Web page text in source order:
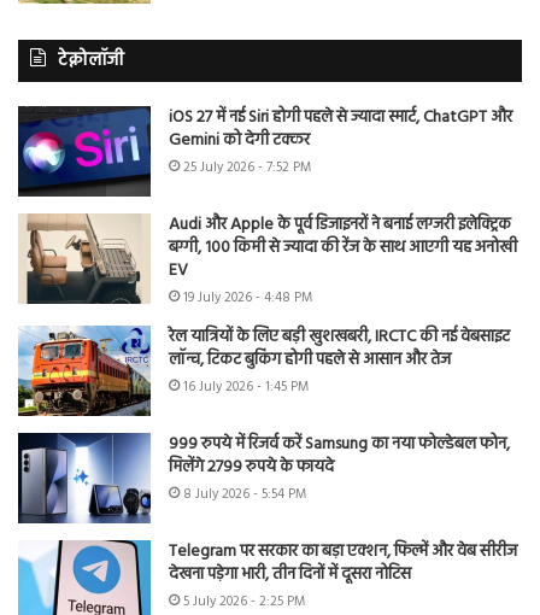
टेक्नोलॉजी
iOS 27 में नई Siri होगी पहले से ज्यादा स्मार्ट, ChatGPT और
Gemini को देगी टक्कर
25 July 2026 - 7:52 PM
Audi और Apple के पूर्व डिजाइनरों ने बनाई लग्जरी इलेक्ट्रिक
बग्गी, 100 किमी से ज्यादा की रेंज के साथ आएगी यह अनोखी
EV
19 July 2026 - 4:48 PM
रेल यात्रियों के लिए बड़ी खुशखबरी, IRCTC की नई वेबसाइट
लॉन्च, टिकट बुकिंग होगी पहले से आसान और तेज
16 July 2026 - 1:45 PM
999 रुपये में रिजर्व करें Samsung का नया फोल्डेबल फोन,
मिलेंगे 2799 रुपये के फायदे
8 July 2026 - 5:54 PM
Telegram पर सरकार का बड़ा एक्शन, फिल्में और वेब सीरीज
देखना पड़ेगा भारी, तीन दिनों में दूसरा नोटिस
5 July 2026 - 2:25 PM